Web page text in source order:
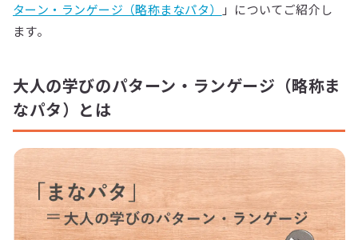
ターン・ランゲージ（略称まなパタ）
」についてご紹介し
ます。
大人の学びのパターン・ランゲージ（略称ま
なパタ）とは